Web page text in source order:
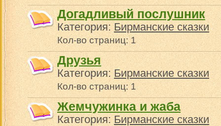
Догадливый послушник
Категория:Бирманские сказки
Кол-во страниц: 1
Друзья
Категория:Бирманские сказки
Кол-во страниц: 1
Жемчужинка и жаба
Категория:Бирманские сказки